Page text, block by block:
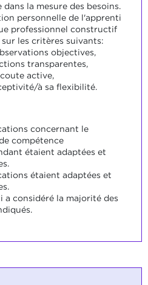
dans la mesure des besoins.
personnelle de l'apprenti
professionnel constructif
sur les critères suivants:
objectives,
transparentes,
active,
à sa flexibilité.
concernant le
compétence
étaient adaptées et
étaient adaptées et
a considéré la majorité des